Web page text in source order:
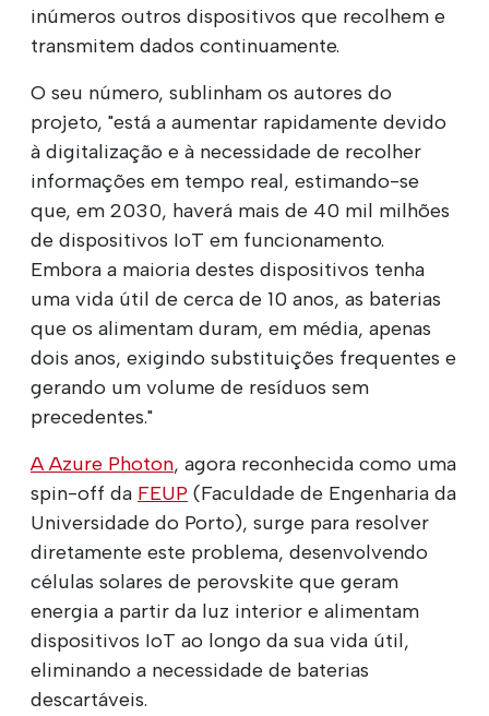
inúmeros outros dispositivos que recolhem e
transmitem dados continuamente.
O seu número, sublinham os autores do
projeto, "está a aumentar rapidamente devido
à digitalização e à necessidade de recolher
informações em tempo real, estimando-se
que, em 2030, haverá mais de 40 mil milhões
de dispositivos IoT em funcionamento.
Embora a maioria destes dispositivos tenha
uma vida útil de cerca de 10 anos, as baterias
que os alimentam duram, em média, apenas
dois anos, exigindo substituições frequentes e
gerando um volume de resíduos sem
precedentes."
A Azure Photon, agora reconhecida como uma
spin-off da FEUP (Faculdade de Engenharia da
Universidade do Porto), surge para resolver
diretamente este problema, desenvolvendo
células solares de perovskite que geram
energia a partir da luz interior e alimentam
dispositivos IoT ao longo da sua vida útil,
eliminando a necessidade de baterias
descartáveis.